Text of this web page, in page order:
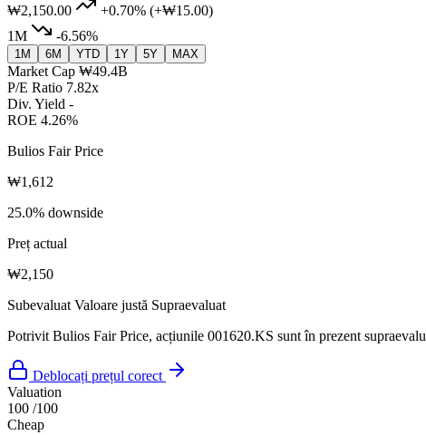
₩2,150.00 +0.70% (+₩15.00)
1M
-6.56%
1M 6M YTD 1Y 5Y MAX
Market Cap ₩49.4B
P/E Ratio 7.82x
Div. Yield -
ROE 4.26%
Bulios Fair Price
₩1,612
25.0% downside
Preț actual
₩2,150
Subevaluat Valoare justă Supraevaluat
Potrivit Bulios Fair Price, acțiunile 001620.KS sunt în prezent
Deblocați prețul corect
Valuation
100 /100
Cheap